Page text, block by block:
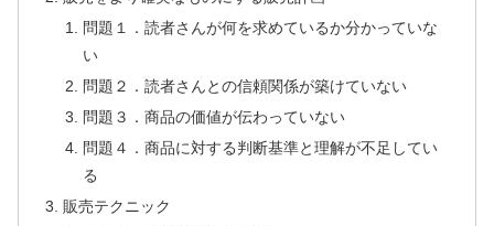
問題１．読者さんが何を求めているか分かっていな
い
問題２．読者さんとの信頼関係が築けていない
問題３．商品の価値が伝わっていない
問題４．商品に対する判断基準と理解が不足してい
る
販売テクニック